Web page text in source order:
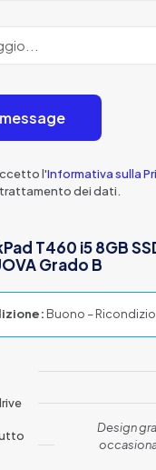
l'Informativa sulla
dei dati.
T460 i5 8GB
Grado B
Buono –
Design